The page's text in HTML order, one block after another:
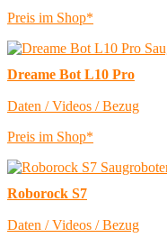
Preis im Shop*
Dreame Bot L10 Pro
Daten / Videos / Bezug
Preis im Shop*
Roborock S7
Daten / Videos / Bezug